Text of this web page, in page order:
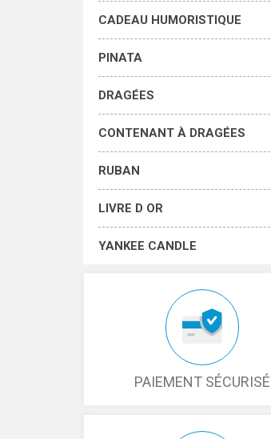
CADEAU HUMORISTIQUE
PINATA
DRAGÉES
CONTENANT À DRAGÉES
RUBAN
LIVRE D OR
YANKEE CANDLE
PAIEMENT SÉCURISÉ